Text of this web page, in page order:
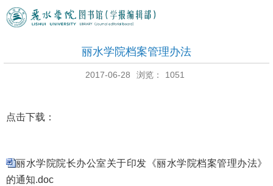
丽水学院档案管理办法
2017-06-28 浏览： 1051
点击下载：
丽水学院院长办公室关于印发《丽水学院档案管理办法》
的通知.doc